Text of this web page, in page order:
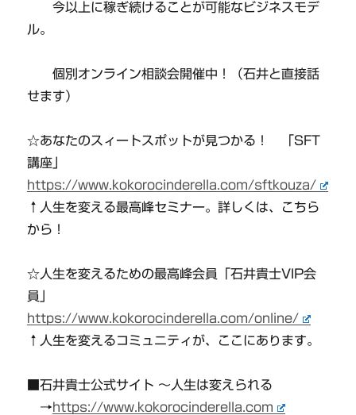
今以上に稼ぎ続けることが可能なビジネスモデ
ル。
個別オンライン相談会開催中！（石井と直接話
せます）
☆あなたのスィートスポットが見つかる！ 「SFT
講座」
https://www.kokorocinderella.com/sftkouza/
↑人生を変える最高峰セミナー。詳しくは、こちら
から！
☆人生を変えるための最高峰会員「石井貴士VIP会
員」
https://www.kokorocinderella.com/online/
↑人生を変えるコミュニティが、ここにあります。
■石井貴士公式サイト 〜人生は変えられる
→https://www.kokorocinderella.com